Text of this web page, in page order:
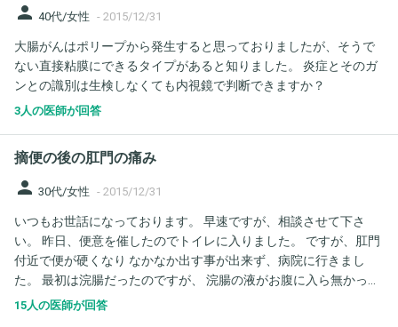
にはなるかと思い、 ワセリンを処方してもらいました。 接触皮膚
効成分が入った痔の薬より、接触皮膚炎（かぶれ）には安全性が
高いでしょうか。
person 40代/女性 - 2015/12/31
大腸がんはポリープから発生すると思っておりましたが、そうで
ない直接粘膜にできるタイプがあると知りました。 炎症とそのガ
ンとの識別は生検しなくても内視鏡で判断できますか？
3人の医師が回答
摘便の後の肛門の痛み
person 30代/女性 - 2015/12/31
いつもお世話になっております。 早速ですが、相談させて下さ
い。 昨日、便意を催したのでトイレに入りました。 ですが、肛門
付近で便が硬くなり なかなか出す事が出来ず、病院に行きまし
た。 最初は浣腸だったのですが、 浣腸の液がお腹に入ら無かった
ので (肛門で固まった便が原因) 摘便をしてもらいました。 スッキ
15人の医師が回答